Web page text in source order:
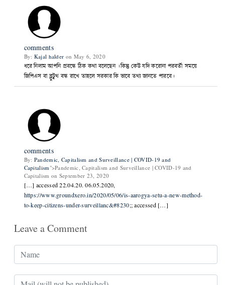
comments
By: Kajal halder on May 6, 2020
ধরে নিলাম আপনি প্রবন্ধে ঠিক কথা বলেছেন ।কিন্তু কেউ যদি করোনা পরবর্তী সময়ে
জিপিএস বা ব্লুটুথ বন্ধ রাখে তাহলে সরকার কি ভাবে তথ্য জানতে পারবে।
comments
By: Pandemic, Capitalism and Surveillance | COVID-19 and
Capitalism">Pandemic, Capitalism and Surveillance | COVID-19 and
Capitalism on September 23, 2020
[…] accessed 22.04.20. 06.05.2020,
https://www.groundxero.in/2020/05/06/is-aarogya-setu-a-new-method-
to-keep-citizens-under-surveillanc&#8230;; accessed […]
Leave a Comment